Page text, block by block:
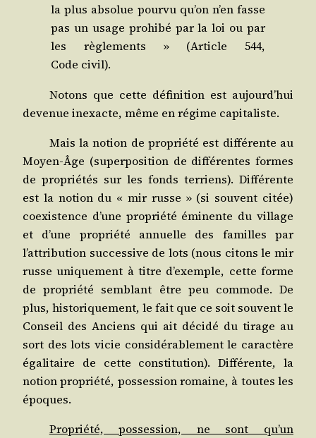
la plus abso­lue pour­vu qu’on n’en fasse
pas un usage pro­hi­bé par la loi ou par
les règle­ments » (Article 544,
Code civil).
Notons que cette défi­ni­tion est aujourd’hui
deve­nue inexacte, même en régime capitaliste.
Mais la notion de pro­prié­té est dif­fé­rente au
Moyen-Âge (super­po­si­tion de dif­fé­rentes formes
de pro­prié­tés sur les fonds ter­riens). Dif­fé­rente
est la notion du « mir russe » (si sou­vent citée)
coexis­tence d’une pro­prié­té émi­nente du vil­lage
et d’une pro­prié­té annuelle des familles par
l’attribution suc­ces­sive de lots (nous citons le mir
russe uni­que­ment à titre d’exemple, cette forme
de pro­prié­té sem­blant être peu com­mode. De
plus, his­to­ri­que­ment, le fait que ce soit sou­vent le
Conseil des Anciens qui ait déci­dé du tirage au
sort des lots vicie consi­dé­ra­ble­ment le carac­tère
éga­li­taire de cette consti­tu­tion). Dif­fé­rente, la
notion pro­prié­té, pos­ses­sion romaine, à toutes les
époques.
Pro­prié­té, pos­ses­sion, ne sont qu’un